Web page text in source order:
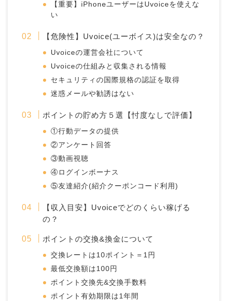
【重要】iPhoneユーザーはUvoiceを使えな
い
【危険性】Uvoice(ユーボイス)は安全なの？
Uvoiceの運営会社について
Uvoiceの仕組みと収集される情報
セキュリティの国際規格の認証を取得
迷惑メールや勧誘はない
ポイントの貯め方５選【忖度なしで評価】
①行動データの提供
②アンケート回答
③動画視聴
④ログインボーナス
⑤友達紹介(紹介クーポンコード利用)
【収入目安】Uvoiceでどのくらい稼げる
の？
ポイントの交換&換金について
交換レートは10ポイント＝1円
最低交換額は100円
ポイント交換先&交換手数料
ポイント有効期限は1年間